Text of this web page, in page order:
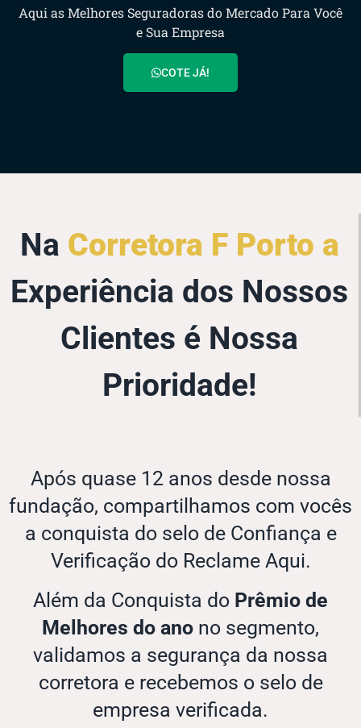
Aqui as Melhores Seguradoras do Mercado Para Você
e Sua Empresa
COTE JÁ!
Na Corretora F Porto a
Experiência dos Nossos
Clientes é Nossa
Prioridade!
Após quase 12 anos desde nossa
fundação, compartilhamos com vocês
a conquista do selo de Confiança e
Verificação do Reclame Aqui.
Além da Conquista do Prêmio de
Melhores do ano no segmento,
validamos a segurança da nossa
corretora e recebemos o selo de
empresa verificada.